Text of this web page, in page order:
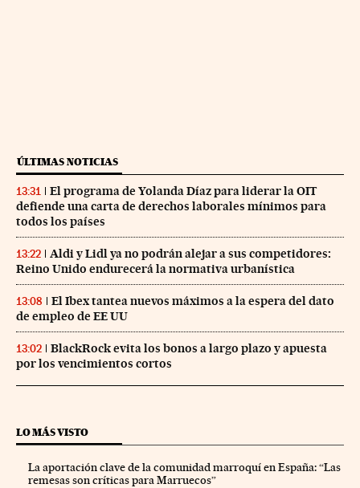
ÚLTIMAS NOTICIAS
13:31
El programa de Yolanda Díaz para liderar la OIT
defiende una carta de derechos laborales mínimos para
todos los países
13:22
Aldi y Lidl ya no podrán alejar a sus competidores:
Reino Unido endurecerá la normativa urbanística
13:08
El Ibex tantea nuevos máximos a la espera del dato
de empleo de EE UU
13:02
BlackRock evita los bonos a largo plazo y apuesta
por los vencimientos cortos
LO MÁS VISTO
La aportación clave de la comunidad marroquí en España: “Las
remesas son críticas para Marruecos”